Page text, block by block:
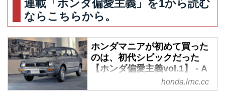
ンダを愛するようになった理由
を、自身の経験を元に紐解きま
でくるような文章に、いつの間に
かあなたも引き込まれることでし
ょう。今回はホンダマニアも唸る
N-ONEの魅力をご紹介。（文：
河原良雄／デジタル編集：A Little
連載「ホンダ偏愛主義」を1から読む
ならこちらから。
ホンダマニアが初めて買った
のは、初代シビックだった
【ホンダ偏愛主義vol.1】 - A
honda.lrnc.cc